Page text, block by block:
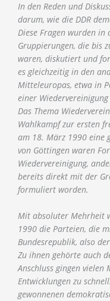
In den Reden und
darum, wie die DDR
Diese Fragen wurden in
Gruppierungen, die bis
waren, diskutiert und
es gleichzeitig in den
Mitteleuropas, etwa in
einer
Das Thema
Wahlkampf zur ersten
am 18. März 1990 eine
von Göttingen waren
Wiedervereinigung,
bereits direkt mit der
formuliert worden.
Mit absoluter Mehrheit
1990 die Parteien, die
Bundesrepublik, also
Zu ihnen gehörte auch
Anschluss gingen vielen
Entwicklungen zu
gewonnenen